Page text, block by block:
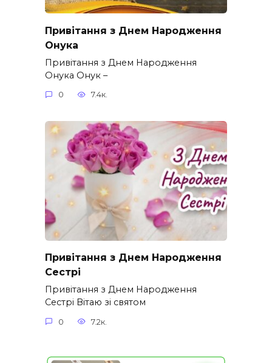
Привітання з Днем Народження
Онука
Привітання з Днем Народження
Онука Онук –
0 7.4к.
Привітання з Днем Народження
Сестрі
Привітання з Днем Народження
Сестрі Вітаю зі святом
0 7.2к.